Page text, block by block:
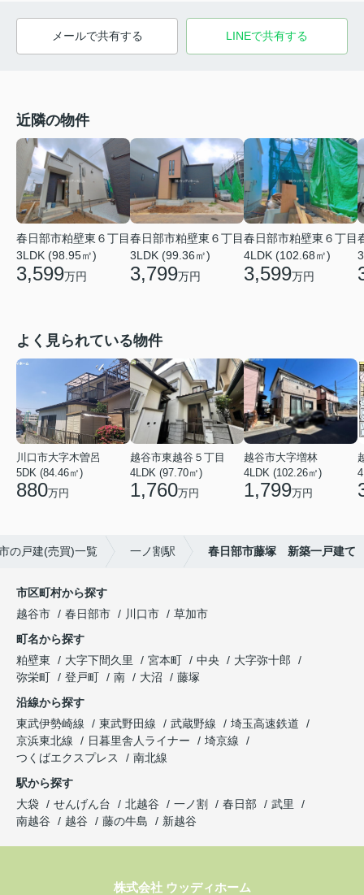
メールで共有する LINEで共有する
近隣の物件
春日部市粕壁東６丁目
3LDK (98.95㎡)
3,599万円
春日部市粕壁東６丁目
3LDK (99.36㎡)
3,799万円
春日部市粕壁東６丁目
4LDK (102.68㎡)
3,599万円
よく見られている物件
川口市大字木曽呂
5DK (84.46㎡)
880万円
越谷市東越谷５丁目
4LDK (97.70㎡)
1,760万円
越谷市大字増林
4LDK (102.26㎡)
1,799万円
の戸建(売買)一覧 一ノ割駅 春日部市藤塚 新築一戸建て
市区町村から探す
越谷市
春日部市 川口市
草加市
町名から探す
粕壁東
大字下間久里 宮本町 中央
大字弥十郎
弥栄町
登戸町 南 大沼
藤塚
沿線から探す
東武伊勢崎線
東武野田線 武蔵野線
埼玉高速鉄道
京浜東北線
日暮里舎人ライナー
埼京線
つくばエクスプレス
南北線
駅から探す
大袋
せんげん台 北越谷 一ノ割 春日部
武里
南越谷
越谷 藤の牛島 新越谷
株式会社 ウッディホーム